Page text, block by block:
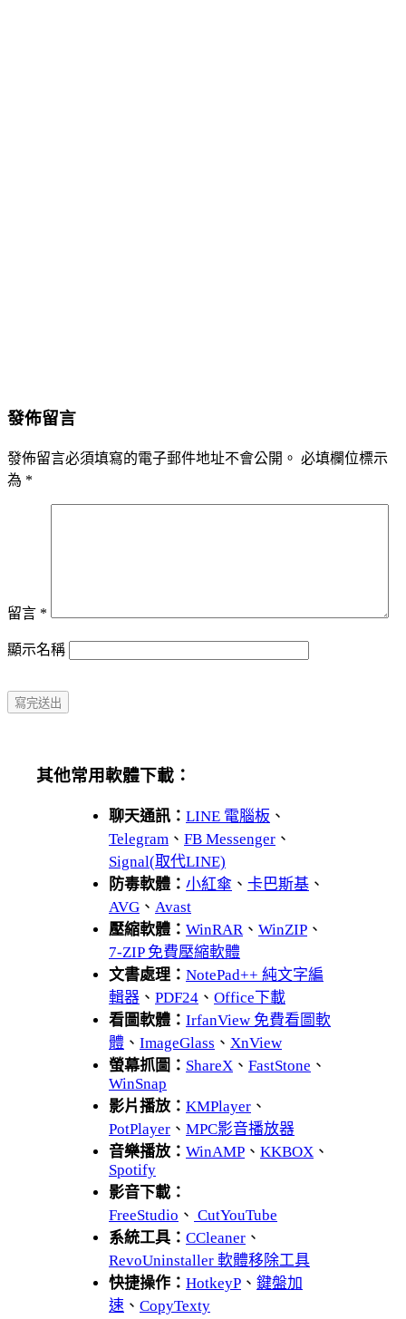
發佈留言
發佈留言必須填寫的電子郵件地址不會公開。 必填欄位標示
為 *
留言 *
顯示名稱
其他常用軟體下載：
聊天通訊： LINE 電腦板 、
Telegram 、 FB Messenger 、
Signal(取代LINE)
防毒軟體： 小紅傘 、 卡巴斯基 、
AVG 、 Avast
壓縮軟體： WinRAR、 WinZIP 、
7-ZIP 免費壓縮軟體
文書處理： NotePad++ 純文字編
輯器 、 PDF24 、 Office下載
看圖軟體： IrfanView 免費看圖軟
體 、 ImageGlass 、 XnView
螢幕抓圖： ShareX 、 FastStone 、
WinSnap
影片播放： KMPlayer 、
PotPlayer 、 MPC影音播放器
音樂播放： WinAMP 、 KKBOX 、
Spotify
影音下載：
FreeStudio 、 CutYouTube
系統工具： CCleaner 、
RevoUninstaller 軟體移除工具
快捷操作： HotkeyP 、 鍵盤加
速 、 CopyTexty